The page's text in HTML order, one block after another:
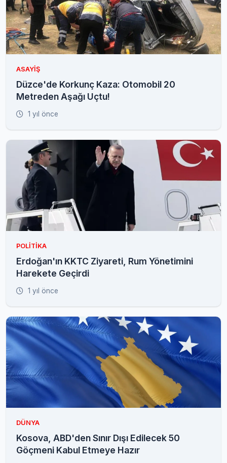
ASAYIŞ
Düzce'de Korkunç Kaza: Otomobil 20
Metreden Aşağı Uçtu!
1 yıl önce
POLITIKA
Erdoğan'ın KKTC Ziyareti, Rum Yönetimini
Harekete Geçirdi
1 yıl önce
DÜNYA
Kosova, ABD'den Sınır Dışı Edilecek 50
Göçmeni Kabul Etmeye Hazır